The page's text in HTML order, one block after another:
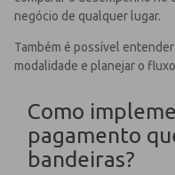
negócio de qualquer lugar.
Também é possível
modalidade e planejar o
Como
pagamento
bandeiras?